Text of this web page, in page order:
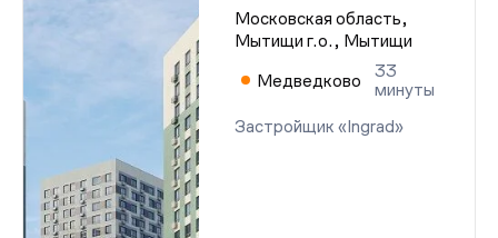
Московская область,
Мытищи г.о., Мытищи
Медведково
33
минуты
Застройщик «Ingrad»